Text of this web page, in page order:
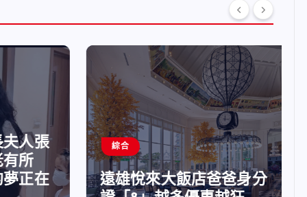
人張
所
正在
綜合
遠雄悅來大飯店爸爸身分